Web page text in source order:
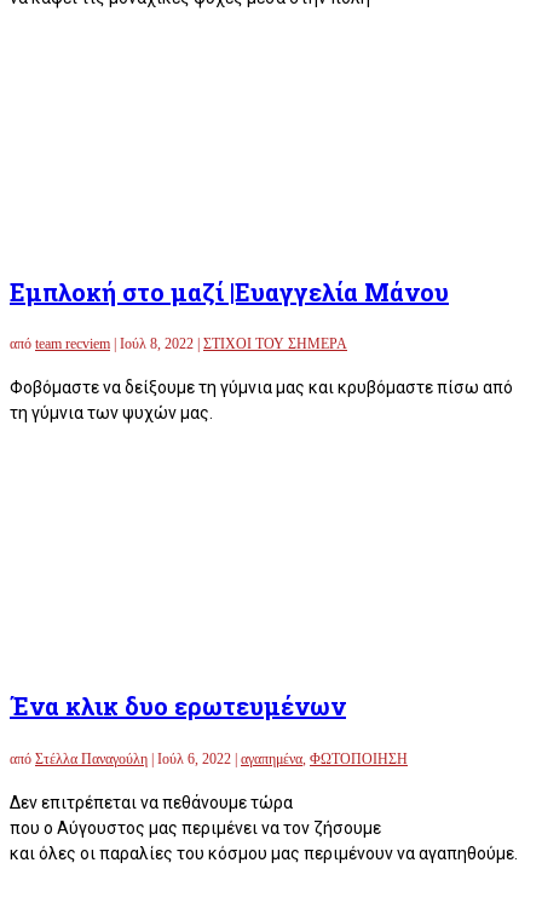
Εμπλοκή στο μαζί |Ευαγγελία Μάνου
από team recviem Ιούλ 8, 2022 ΣΤΙΧΟΙ ΤΟΥ ΣΗΜΕΡΑ
Φοβόμαστε να δείξουμε τη γύμνια μας και κρυβόμαστε πίσω από
τη γύμνια των ψυχών μας.
Ένα κλικ δυο ερωτευμένων
από Στέλλα Παναγούλη Ιούλ 6, 2022 αγαπημένα, ΦΩΤΟΠΟΙΗΣΗ
Δεν επιτρέπεται να πεθάνουμε τώρα
που ο Αύγουστος μας περιμένει να τον ζήσουμε
και όλες οι παραλίες του κόσμου μας περιμένουν να αγαπηθούμε.